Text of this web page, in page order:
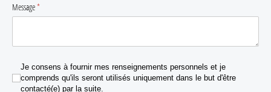
Message*
(requis)
Je consens à fournir mes renseignements personnels et je comprends qu'ils seront utilisés
Je consens à fournir mes renseignements personnels et je
comprends qu'ils seront utilisés uniquement dans le but d'être
contacté(e) par la suite.